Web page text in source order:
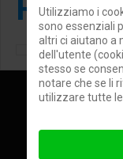
R
Utilizziamo i
sono essenziali
altri ci aiutano a
dell'utente
stesso se
notare che se li
utilizzare tutte